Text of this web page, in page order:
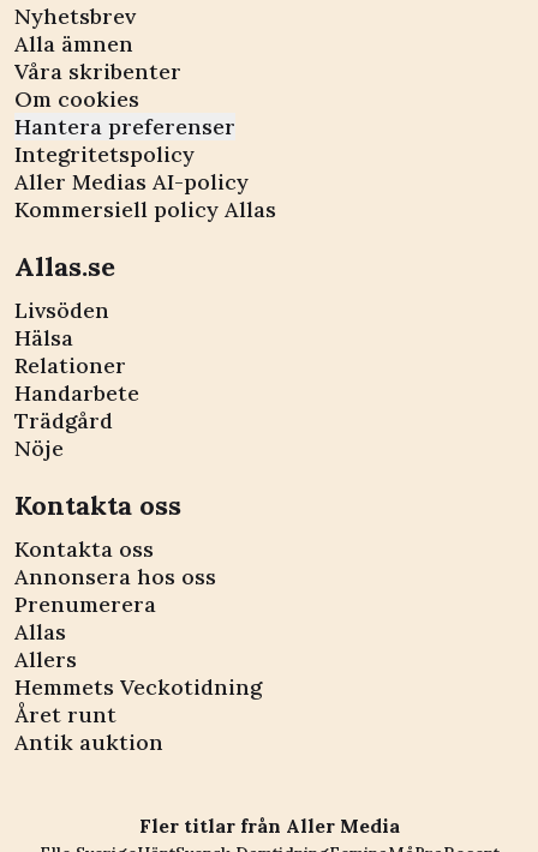
Nyhetsbrev
Alla ämnen
Våra skribenter
Om cookies
Hantera preferenser
Integritetspolicy
Aller Medias AI-policy
Kommersiell policy Allas
Allas.se
Livsöden
Hälsa
Relationer
Handarbete
Trädgård
Nöje
Kontakta oss
Kontakta oss
Annonsera hos oss
Prenumerera
Allas
Allers
Hemmets Veckotidning
Året runt
Antik auktion
Fler titlar från Aller Media